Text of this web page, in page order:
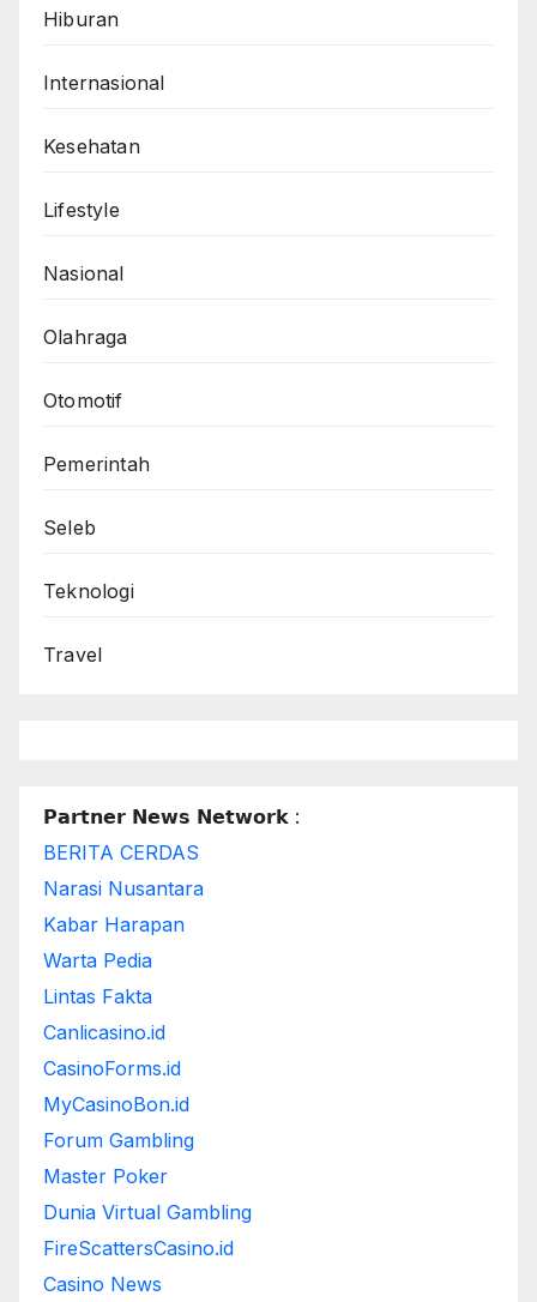
Hiburan
Internasional
Kesehatan
Lifestyle
Nasional
Olahraga
Otomotif
Pemerintah
Seleb
Teknologi
Travel
𝗣𝗮𝗿𝘁𝗻𝗲𝗿 𝗡𝗲𝘄𝘀 𝗡𝗲𝘁𝘄𝗼𝗿𝗸 :
BERITA CERDAS
Narasi Nusantara
Kabar Harapan
Warta Pedia
Lintas Fakta
Canlicasino.id
CasinoForms.id
MyCasinoBon.id
Forum Gambling
Master Poker
Dunia Virtual Gambling
FireScattersCasino.id
Casino News